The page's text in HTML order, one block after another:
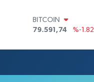
BITCOIN
79.591,74
%-1.82
45,43620
%0.02